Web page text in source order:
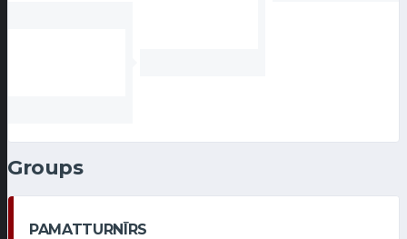
Groups
PAMATTURNĪRS